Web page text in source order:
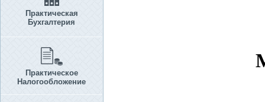
Практическая
Бухгалтерия
Практическое
Налогообложение